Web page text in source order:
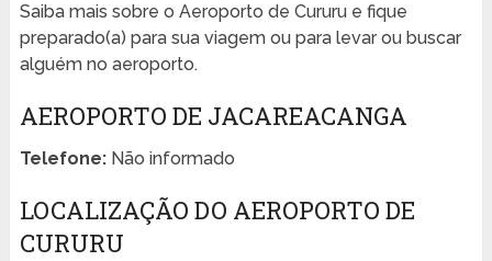
Saiba mais sobre o Aeroporto de Cururu e fique
preparado(a) para sua viagem ou para levar ou buscar
alguém no aeroporto.
AEROPORTO DE JACAREACANGA
Telefone:Não informado
LOCALIZAÇÃO DO AEROPORTO DE
CURURU